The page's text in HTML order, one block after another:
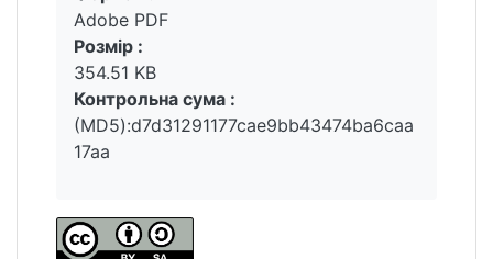
Adobe PDF
Розмір :
354.51 KB
Контрольна сума :
(MD5):d7d31291177cae9bb43474ba6caa
17aa